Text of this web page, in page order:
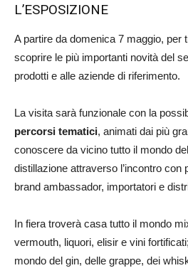
L’ESPOSIZIONE
A partire da domenica 7 maggio, per
scoprire le più importanti novità del
prodotti e alle aziende di riferimento.
La visita sarà funzionale con la
percorsi tematici, animati dai più
conoscere da vicino tutto il mondo
distillazione attraverso l’incontro con
brand ambassador, importatori e
In fiera troverà casa tutto il mondo
vermouth, liquori, elisir e vini
mondo del gin, delle grappe, dei